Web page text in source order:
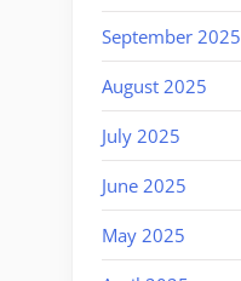
September 2025
August 2025
July 2025
June 2025
May 2025